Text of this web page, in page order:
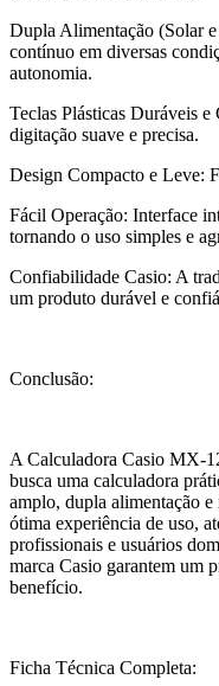
Dupla Alimentação (Solar
contínuo em diversas
autonomia.
Teclas Plásticas Duráveis
digitação suave e precisa.
Design Compacto e Leve:
Fácil Operação: Interface
tornando o uso simples e
Confiabilidade Casio: A
um produto durável e
Conclusão:
A Calculadora Casio MX-
busca uma calculadora
amplo, dupla alimentação
ótima experiência de uso,
profissionais e usuários
marca Casio garantem um
benefício.
Ficha Técnica Completa: